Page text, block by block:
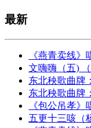
最新
《燕青卖线》
文嗨嗨（五) （
东北秧歌曲牌
东北秧歌曲牌
《包公吊孝》
五更十三咳（